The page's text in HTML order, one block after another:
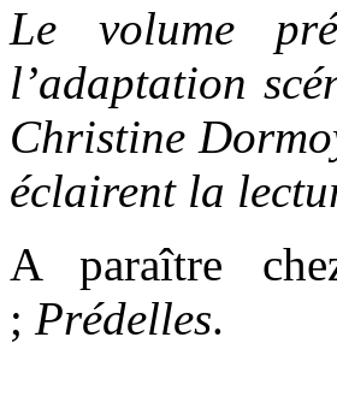
Le volume
l’adaptation
Christine
éclairent la
A paraître
; Prédelles.